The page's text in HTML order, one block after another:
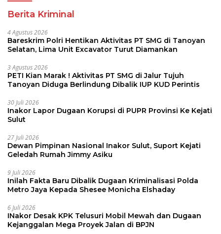
Berita Kriminal
4 Agustus 2026
Bareskrim Polri Hentikan Aktivitas PT SMG di Tanoyan
Selatan, Lima Unit Excavator Turut Diamankan
3 Agustus 2026
PETI Kian Marak ! Aktivitas PT SMG di Jalur Tujuh
Tanoyan Diduga Berlindung Dibalik IUP KUD Perintis
30 Juli 2026
Inakor Lapor Dugaan Korupsi di PUPR Provinsi Ke Kejati
Sulut
27 Juli 2026
Dewan Pimpinan Nasional Inakor Sulut, Suport Kejati
Geledah Rumah Jimmy Asiku
9 Juli 2026
Inilah Fakta Baru Dibalik Dugaan Kriminalisasi Polda
Metro Jaya Kepada Shesee Monicha Elshaday
6 Juli 2026
INakor Desak KPK Telusuri Mobil Mewah dan Dugaan
Kejanggalan Mega Proyek Jalan di BPJN